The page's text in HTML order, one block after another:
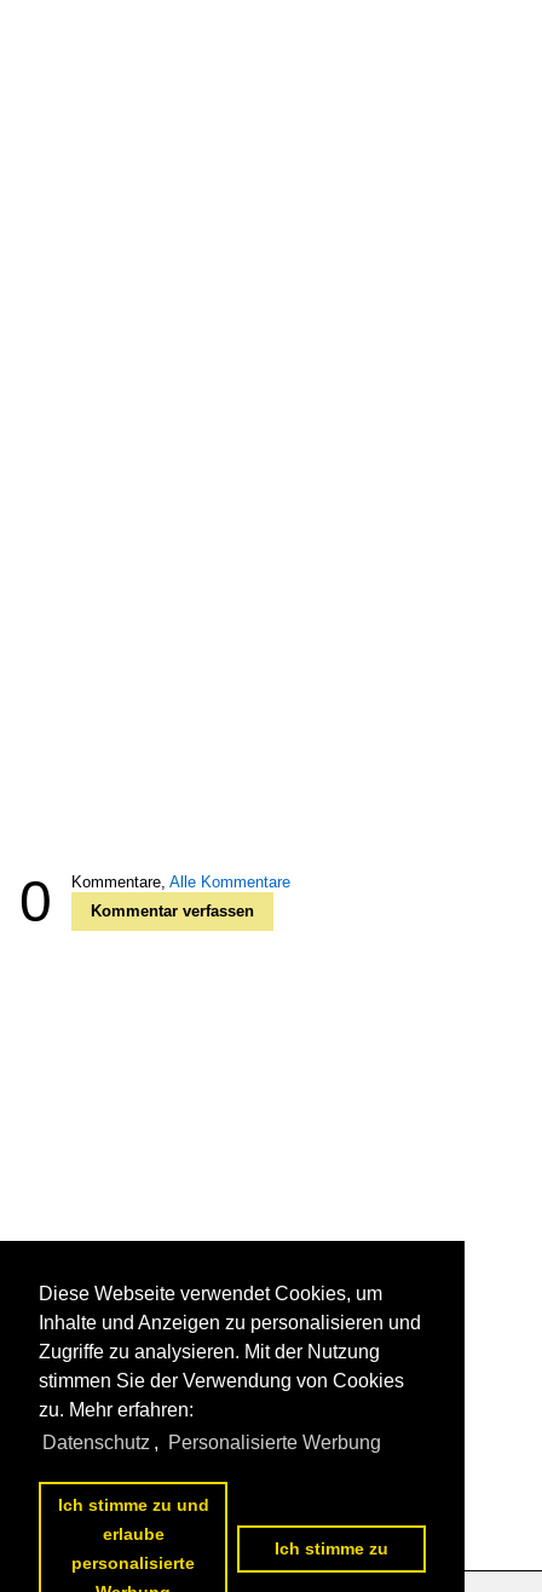
0 Kommentare, Alle Kommentare
Kommentar verfassen
Diese Webseite verwendet Cookies, um
Inhalte und Anzeigen zu personalisieren und
Zugriffe zu analysieren. Mit der Nutzung
stimmen Sie der Verwendung von Cookies
zu. Mehr erfahren:
Datenschutz , Personalisierte Werbung
Ich stimme zu und
erlaube
personalisierte
Ich stimme zu